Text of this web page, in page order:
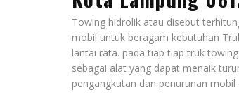
Towing hidrolik atau disebut
mobil untuk beragam kebutuhan
lantai rata. pada tiap tiap truk
sebagai alat yang dapat menaik
pengangkutan dan penurunan